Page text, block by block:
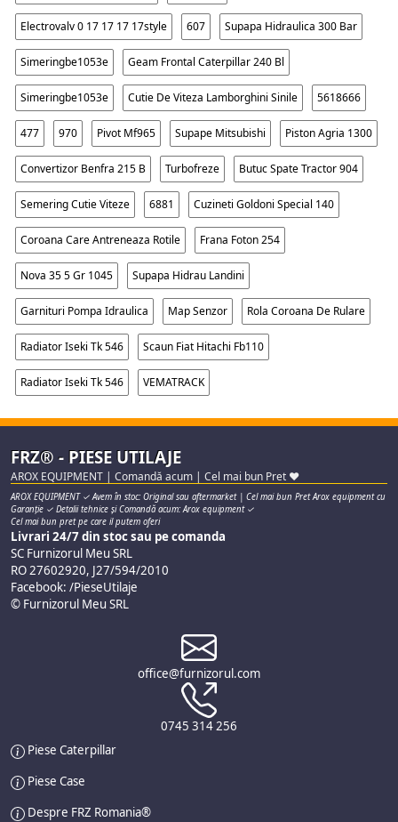
Electrovalv 0 17 17 17 17style 607 Supapa Hidraulica 300 Bar
Simeringbe1053e Geam Frontal Caterpillar 240 Bl
Simeringbe1053e Cutie De Viteza Lamborghini Sinile 5618666
477 970 Pivot Mf965 Supape Mitsubishi Piston Agria 1300
Convertizor Benfra 215 B Turbofreze Butuc Spate Tractor 904
Semering Cutie Viteze 6881 Cuzineti Goldoni Special 140
Coroana Care Antreneaza Rotile Frana Foton 254
Nova 35 5 Gr 1045 Supapa Hidrau Landini
Garnituri Pompa Idraulica Map Senzor Rola Coroana De Rulare
Radiator Iseki Tk 546 Scaun Fiat Hitachi Fb110
Radiator Iseki Tk 546 VEMATRACK
FRZ® - PIESE UTILAJE
AROX EQUIPMENT | Comandă acum | Cel mai bun Pret ♥
AROX EQUIPMENT ✓ Avem în stoc: Original sau aftermarket | Cel mai bun Pret Arox equipment cu
Garanție ✓ Detalii tehnice și Comandă acum: Arox equipment ✓
Cel mai bun pret pe care il putem oferi
Livrari 24/7 din stoc sau pe comanda
SC Furnizorul Meu SRL
RO 27602920, J27/594/2010
Facebook: /PieseUtilaje
© Furnizorul Meu SRL
office@furnizorul.com
0745 314 256
Piese Caterpillar
Piese Case
Despre FRZ Romania®